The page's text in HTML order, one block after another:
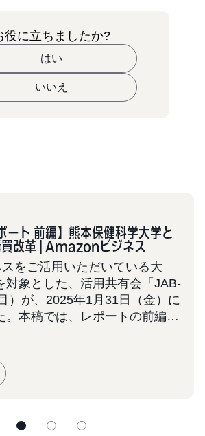
役に立ちましたか?
はい
いいえ
ート 前編】熊本保健科学大学と
買改革 | Amazonビジネス
をご活用いただいている大
対象とした、活用共有会「JAB-
）が、2025年1月31日（金）に
。本稿では、レポートの前編と
業務効率化にご関心をお持ち
本事例を参考に、次回の共有会